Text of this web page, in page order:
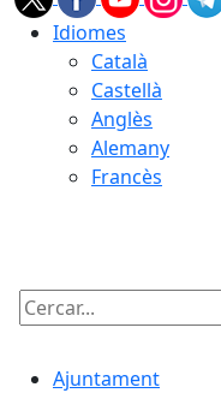
Idiomes
Català
Castellà
Anglès
Alemany
Francès
Cercar:
Ajuntament